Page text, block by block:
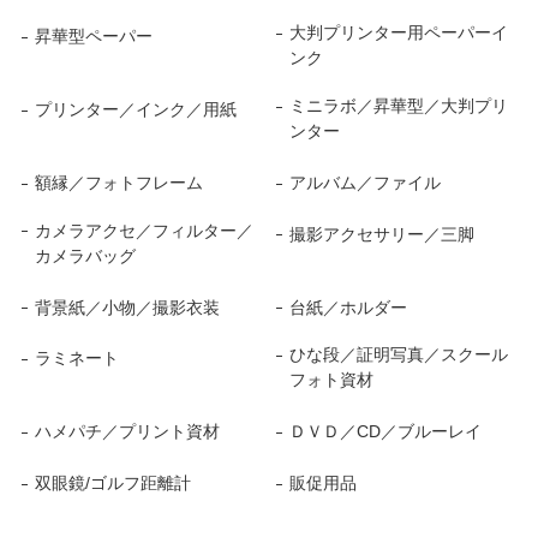
昇華型ペーパー
大判プリンター用ペーパーイ
ンク
プリンター／インク／用紙
ミニラボ／昇華型／大判プリ
ンター
額縁／フォトフレーム アルバム／ファイル
カメラアクセ／フィルター／
カメラバッグ
撮影アクセサリー／三脚
背景紙／小物／撮影衣装 台紙／ホルダー
ラミネート
ひな段／証明写真／スクール
フォト資材
ハメパチ／プリント資材 ＤＶＤ／CD／ブルーレイ
双眼鏡/ゴルフ距離計 販促用品